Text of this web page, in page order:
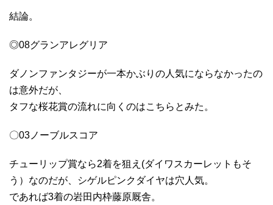
結論。
◎08グランアレグリア
ダノンファンタジーが一本かぶりの人気にならなかったの
は意外だが、
タフな桜花賞の流れに向くのはこちらとみた。
〇03ノーブルスコア
チューリップ賞なら2着を狙え(ダイワスカーレットもそ
う）なのだが、シゲルピンクダイヤは穴人気。
であれば3着の岩田内枠藤原厩舎。